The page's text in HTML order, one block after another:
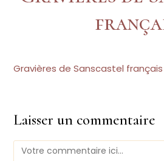
Gravières de Sanscastel français
Laisser un commentaire
Comment